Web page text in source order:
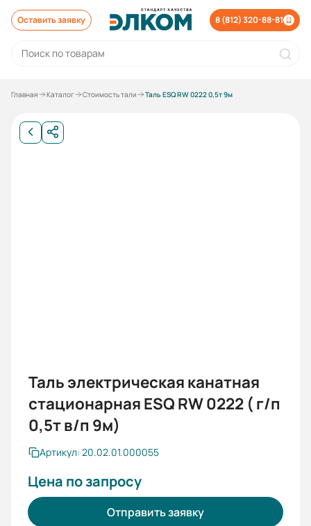
Оставить заявку 8 (812) 320-88-81
Главная Каталог Стоимость тали Таль ESQ RW 0222 0,5т 9м
Таль электрическая канатная
стационарная ESQ RW 0222 ( г/п
0,5т в/п 9м)
Артикул: 20.02.01.000055
Цена по запросу
Отправить заявку